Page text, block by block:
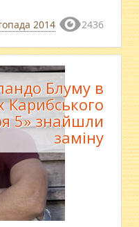
2014 2436
Блуму в
Карибського
5» знайшли
заміну